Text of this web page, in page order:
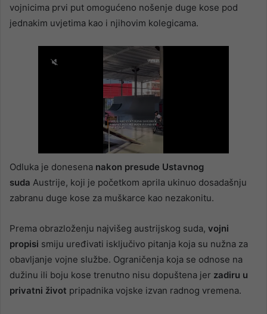
vojnicima prvi put omogućeno nošenje duge kose pod
jednakim uvjetima kao i njihovim kolegicama.
Odluka je donesena nakon presude Ustavnog
suda Austrije, koji je početkom aprila ukinuo dosadašnju
zabranu duge kose za muškarce kao nezakonitu.
Prema obrazloženju najvišeg austrijskog suda, vojni
propisi smiju uređivati isključivo pitanja koja su nužna za
obavljanje vojne službe. Ograničenja koja se odnose na
dužinu ili boju kose trenutno nisu dopuštena jer zadiru u
privatni život pripadnika vojske izvan radnog vremena.